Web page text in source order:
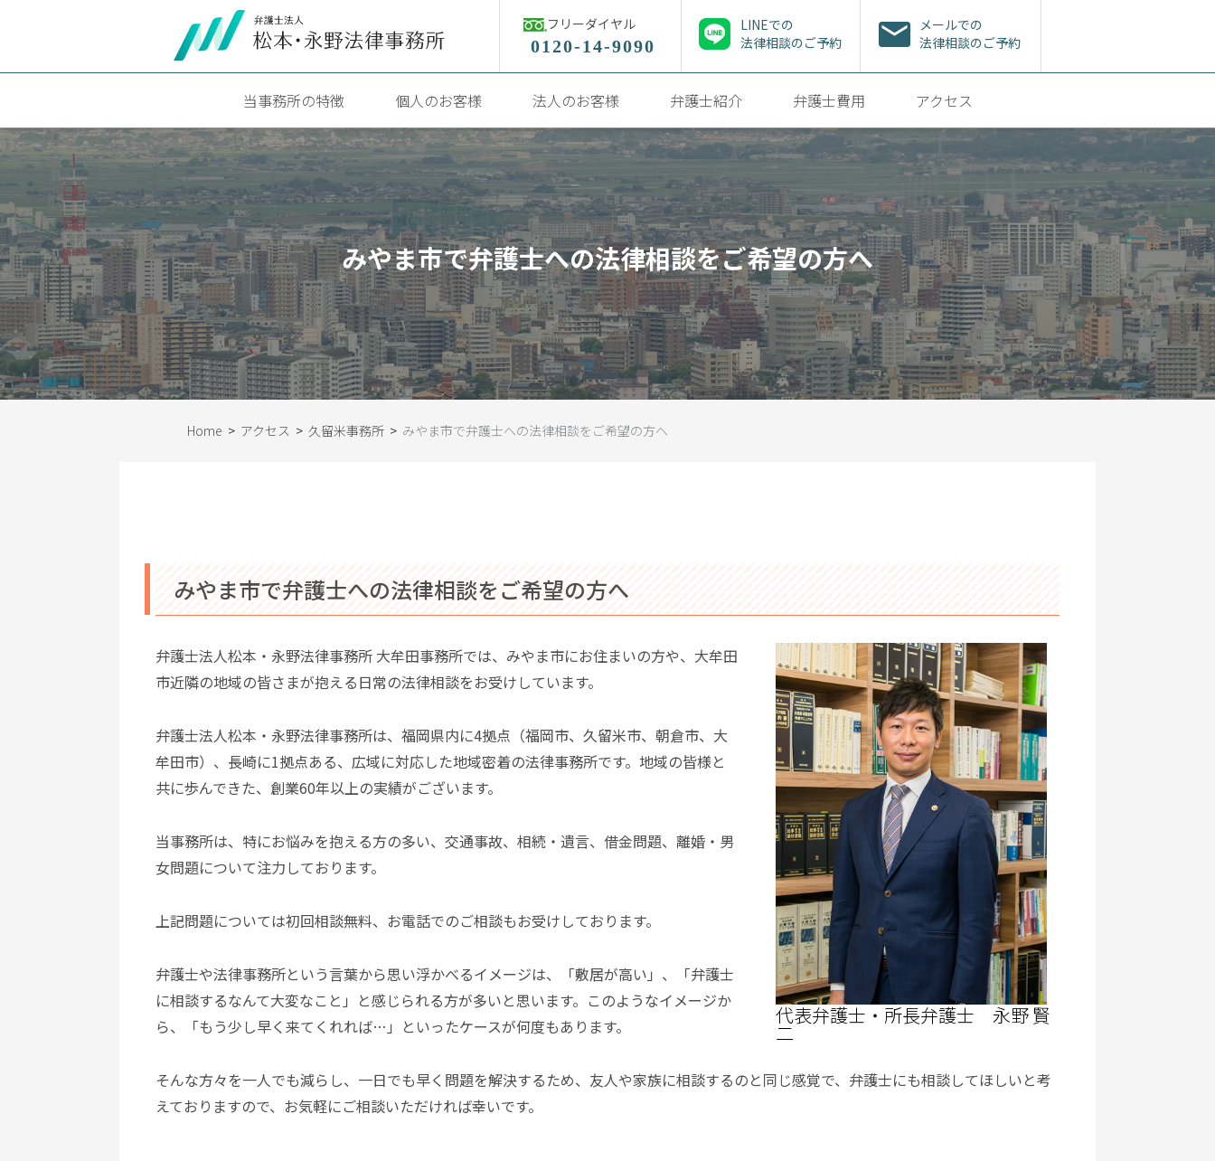
フリーダイヤル
0120-14-9090
LINEでの
法律相談のご予約
メールでの
法律相談のご予約
当事務所の特徴 個人のお客様 法人のお客様 弁護士紹介 弁護士費用 アクセス
みやま市で弁護士への法律相談をご希望の方へ
Home > アクセス > 久留米事務所 > みやま市で弁護士への法律相談をご希望の方へ
みやま市で弁護士への法律相談をご希望の方へ
代表弁護士・所長弁護士 永野 賢
二
弁護士法人松本・永野法律事務所 大牟田事務所では、みやま市にお住まいの方や、大牟田
市近隣の地域の皆さまが抱える日常の法律相談をお受けしています。
弁護士法人松本・永野法律事務所は、福岡県内に4拠点（福岡市、久留米市、朝倉市、大
牟田市）、長崎に1拠点ある、広域に対応した地域密着の法律事務所です。地域の皆様と
共に歩んできた、創業60年以上の実績がございます。
当事務所は、特にお悩みを抱える方の多い、交通事故、相続・遺言、借金問題、離婚・男
女問題について注力しております。
上記問題については初回相談無料、お電話でのご相談もお受けしております。
弁護士や法律事務所という言葉から思い浮かべるイメージは、「敷居が高い」、「弁護士
に相談するなんて大変なこと」と感じられる方が多いと思います。このようなイメージか
ら、「もう少し早く来てくれれば…」といったケースが何度もあります。
そんな方々を一人でも減らし、一日でも早く問題を解決するため、友人や家族に相談するのと同じ感覚で、弁護士にも相談してほしいと考
えておりますので、お気軽にご相談いただければ幸いです。